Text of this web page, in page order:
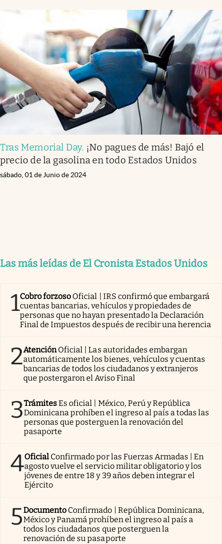
Tras Memorial Day. ¡No pagues de más! Bajó el
precio de la gasolina en todo Estados Unidos
sábado, 01 de Junio de 2024
Las más leídas de El Cronista Estados Unidos
1Cobro forzoso Oficial | IRS confirmó que embargará
cuentas bancarias, vehículos y propiedades de
personas que no hayan presentado la Declaración
Final de Impuestos después de recibir una herencia
2AtenciónOficial | Las autoridades embargan
automáticamente los bienes, vehículos y cuentas
bancarias de todos los ciudadanos y extranjeros
que postergaron el Aviso Final
3TrámitesEs oficial | México, Perú y República
Dominicana prohíben el ingreso al país a todas las
personas que posterguen la renovación del
pasaporte
4Oficial Confirmado por las Fuerzas Armadas | En
agosto vuelve el servicio militar obligatorio y los
jóvenes de entre 18 y 39 años deben integrar el
Ejército
5Documento Confirmado | República Dominicana,
México y Panamá prohíben el ingreso al país a
todos los ciudadanos que posterguen la
renovación de su pasaporte